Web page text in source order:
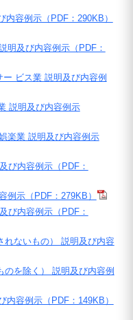
容例示（PDF：290KB）
明及び内容例示（PDF：
ビス業 説明及び内容例
説明及び内容例示
楽業 説明及び内容例示
び内容例示（PDF：
例示（PDF：279KB）
び内容例示（PDF：
れないもの） 説明及び内容
を除く） 説明及び内容例
容例示（PDF：149KB）